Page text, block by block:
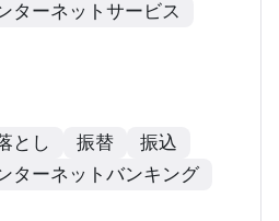
ターネットサービス
とし 振替
振込
ターネットバンキング